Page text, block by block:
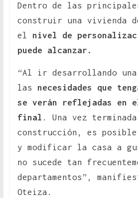
Dentro de las
construir una vivienda
el nivel de
puede alcanzar.
“Al ir desarrollando una
las necesidades que
se verán reflejadas en
final . Una vez
construcción, es
y modificar la casa a
no sucede tan
departamentos”,
Oteiza.